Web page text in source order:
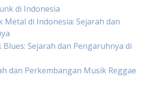
di Indonesia
Metal di Indonesia: Sejarah dan
Sejarah dan Pengaruhnya di
dan Perkembangan Musik Reggae